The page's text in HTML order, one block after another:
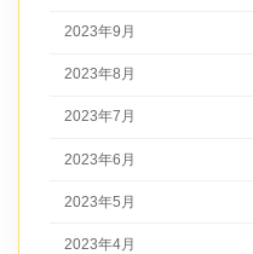
2023年9月
2023年8月
2023年7月
2023年6月
2023年5月
2023年4月